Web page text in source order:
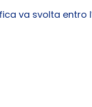
va svolta entro